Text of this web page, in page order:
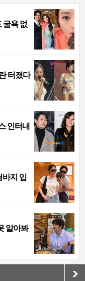
굴욕 없
터졌다
인터내
바지 입
알아봐